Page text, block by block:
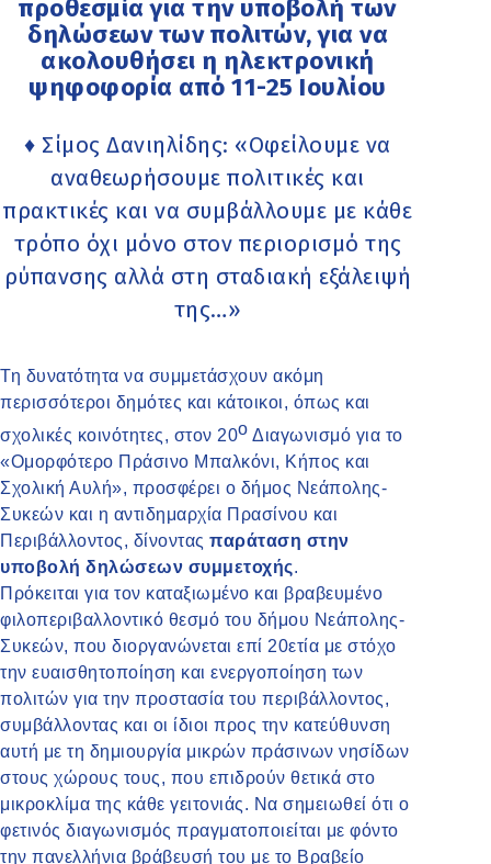
προθεσμία για την υποβολή των
δηλώσεων των πολιτών, για να
ακολουθήσει η ηλεκτρονική
ψηφοφορία από 11-25 Ιουλίου
♦ Σίμος Δανιηλίδης: «Οφείλουμε να
αναθεωρήσουμε πολιτικές και
πρακτικές και να συμβάλλουμε με κάθε
τρόπο όχι μόνο στον περιορισμό της
ρύπανσης αλλά στη σταδιακή εξάλειψή
της…»
Τη δυνατότητα να συμμετάσχουν ακόμη
περισσότεροι δημότες και κάτοικοι, όπως και
σχολικές κοινότητες, στον 20ο Διαγωνισμό για το
«Ομορφότερο Πράσινο Μπαλκόνι, Κήπος και
Σχολική Αυλή», προσφέρει ο δήμος Νεάπολης-
Συκεών και η αντιδημαρχία Πρασίνου και
Περιβάλλοντος, δίνοντας παράταση στην
υποβολή δηλώσεων συμμετοχής.
Πρόκειται για τον καταξιωμένο και βραβευμένο
φιλοπεριβαλλοντικό θεσμό του δήμου Νεάπολης-
Συκεών, που διοργανώνεται επί 20ετία με στόχο
την ευαισθητοποίηση και ενεργοποίηση των
πολιτών για την προστασία του περιβάλλοντος,
συμβάλλοντας και οι ίδιοι προς την κατεύθυνση
αυτή με τη δημιουργία μικρών πράσινων νησίδων
στους χώρους τους, που επιδρούν θετικά στο
μικροκλίμα της κάθε γειτονιάς. Να σημειωθεί ότι ο
φετινός διαγωνισμός πραγματοποιείται με φόντο
την πανελλήνια βράβευσή του με το Βραβείο